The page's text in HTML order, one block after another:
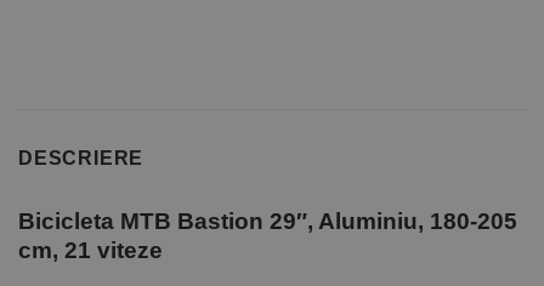
DESCRIERE
Bicicleta MTB Bastion 29″, Aluminiu, 180-205
cm, 21 viteze